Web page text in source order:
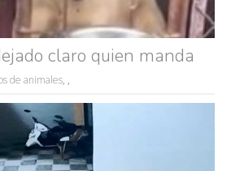
claro quien manda
de animales, ,